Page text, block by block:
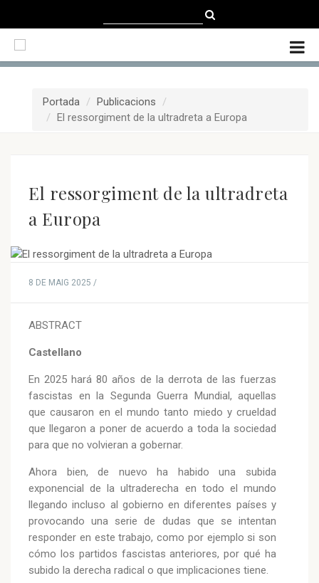
ENGLISH
Portada
Publicacions
El ressorgiment de la ultradreta a Europa
El ressorgiment de la ultradreta
a Europa
8 DE MAIG 2025 /
ABSTRACT
Castellano
En 2025 hará 80 años de la derrota de las fuerzas
fascistas en la Segunda Guerra Mundial, aquellas
que causaron en el mundo tanto miedo y crueldad
que llegaron a poner de acuerdo a toda la sociedad
para que no volvieran a gobernar.
Ahora bien, de nuevo ha habido una subida
exponencial de la ultraderecha en todo el mundo
llegando incluso al gobierno en diferentes países y
provocando una serie de dudas que se intentan
responder en este trabajo, como por ejemplo si son
cómo los partidos fascistas anteriores, por qué ha
subido la derecha radical o que implicaciones tiene.